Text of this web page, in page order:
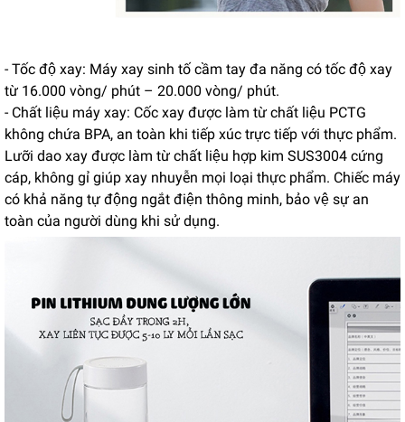
- Tốc độ xay: Máy xay sinh tố cầm tay đa năng có tốc độ xay
từ 16.000 vòng/ phút – 20.000 vòng/ phút.
- Chất liệu máy xay: Cốc xay được làm từ chất liệu PCTG
không chứa BPA, an toàn khi tiếp xúc trực tiếp với thực phẩm.
Lưỡi dao xay được làm từ chất liệu hợp kim SUS3004 cứng
cáp, không gỉ giúp xay nhuyễn mọi loại thực phẩm. Chiếc máy
có khả năng tự động ngắt điện thông minh, bảo vệ sự an
toàn của người dùng khi sử dụng.